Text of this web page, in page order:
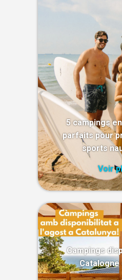
5 campings
parfaits pour
sports
Voir
Campings
Catalogne